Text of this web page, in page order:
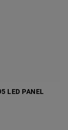
LED PANEL